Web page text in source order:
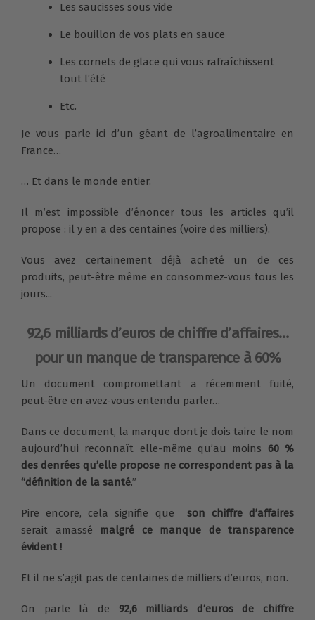
Les saucisses sous vide
Le bouillon de vos plats en sauce
Les cornets de glace qui vous rafraîchissent
tout l’été
Etc.
Je vous parle ici d’un géant de l’agroalimentaire en
France…
… Et dans le monde entier.
Il m’est impossible d’énoncer tous les articles qu’il
propose : il y en a des centaines (voire des milliers).
Vous avez certainement déjà acheté un de ces
produits, peut-être même en consommez-vous tous les
jours...
92,6 milliards d’euros de chiffre d’affaires…
pour un manque de transparence à 60%
Un document compromettant a récemment fuité,
peut-être en avez-vous entendu parler…
Dans ce document, la marque dont je dois taire le nom
aujourd’hui reconnaît elle-même qu’au moins 60 %
des denrées qu’elle propose ne correspondent pas à la
“définition de la santé.”
Pire encore, cela signifie que son chiffre d’affaires
serait amassé malgré ce manque de transparence
évident !
Et il ne s’agit pas de centaines de milliers d’euros, non.
On parle là de 92,6 milliards d’euros
de chiffre